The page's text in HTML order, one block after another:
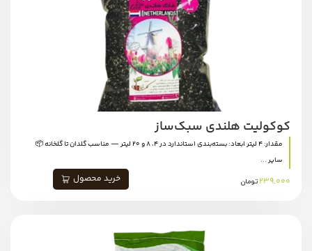
کوکولیت هلندی سبک‌ساز
مقدار: 4 لیتر ابعاد: بسته‌بندی استاندارد در 4، 8 و 20 لیتر — مناسب گلدان تا گلخانه 📦
سایر ...
239,000 تومان خرید محصول